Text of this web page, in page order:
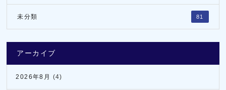
未分類 81
アーカイブ
2026年8月 (4)